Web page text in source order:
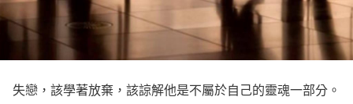
失戀，該學著放棄，該諒解他是不屬於自己的靈魂一部分。